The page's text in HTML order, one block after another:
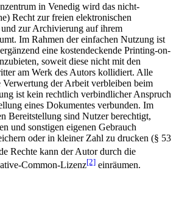
in Venedig wird das nicht-
Recht zur freien elektronischen
zur Archivierung auf ihrem
Im Rahmen der einfachen Nutzung ist
eine kostendeckende Printing-on-
soweit diese nicht mit den
am Werk des Autors kollidiert. Alle
der Arbeit verbleiben beim
ist kein rechtlich verbindlicher Anspruch
eines Dokumentes verbunden. Im
Bereitstellung sind Nutzer berechtigt,
und sonstigen eigenen Gebrauch
oder in kleiner Zahl zu drucken (§ 53
Rechte kann der Autor durch die
Common-Lizenz[2] einräumen.